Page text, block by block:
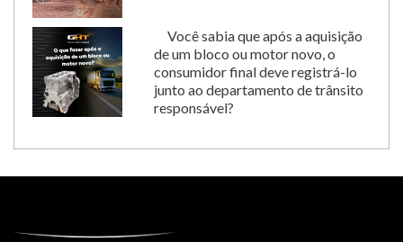
Você sabia que após a aquisição
de um bloco ou motor novo, o
consumidor final deve registrá-lo
junto ao departamento de trânsito
responsável?